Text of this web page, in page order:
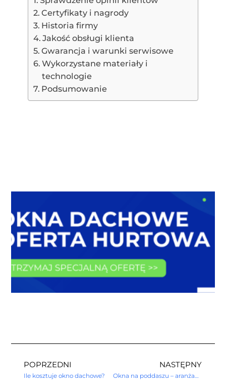
Certyfikaty i nagrody
Historia firmy
Jakość obsługi klienta
Gwarancja i warunki serwisowe
Wykorzystane materiały i
technologie
Podsumowanie
POPRZEDNI
Ile kosztuje okno dachowe?
NASTĘPNY
Okna na poddaszu – aranżacje